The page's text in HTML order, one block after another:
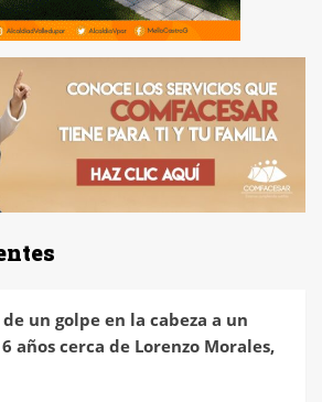
un golpe en la cabeza a un
años cerca de Lorenzo Morales,